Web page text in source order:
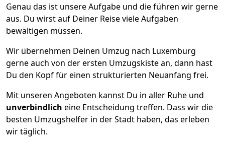
Genau das ist unsere Aufgabe und die führen wir gerne
aus. Du wirst auf Deiner Reise viele Aufgaben
bewältigen müssen.
Wir übernehmen Deinen Umzug nach Luxemburg
gerne auch von der ersten Umzugskiste an, dann hast
Du den Kopf für einen strukturierten Neuanfang frei.
Mit unseren Angeboten kannst Du in aller Ruhe und
unverbindlich eine Entscheidung treffen. Dass wir die
besten Umzugshelfer in der Stadt haben, das erleben
wir täglich.